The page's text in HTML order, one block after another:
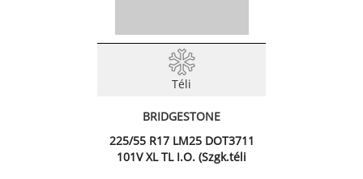
Téli
BRIDGESTONE
225/55 R17 LM25 DOT3711
101V XL TL I.O. (Szgk.téli